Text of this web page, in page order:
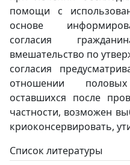
помощи с
основе
согласия
вмешательство по
согласия
отношении
оставшихся после
частности, возможен
криоконсервировать,
Список литературы